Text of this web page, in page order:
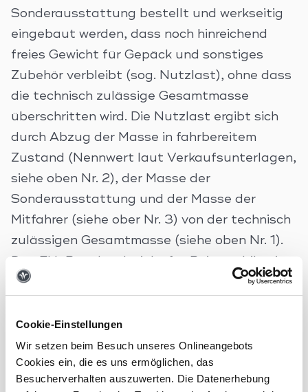
Cookie-Einstellungen
Wir setzen beim Besuch unseres Onlineangebots
Cookies ein, die es uns ermöglichen, das
Besucherverhalten auszuwerten. Die Datenerhebung
Sonderausstattung bestellt und werkseitig
eingebaut werden, dass noch hinreichend
freies Gewicht für Gepäck und sonstiges
Zubehör verbleibt (sog. Nutzlast), ohne dass
die technisch zulässige Gesamtmasse
überschritten wird. Die Nutzlast ergibt sich
durch Abzug der Masse in fahrbereitem
Zustand (Nennwert laut Verkaufsunterlagen,
siehe oben Nr. 2), der Masse der
Sonderausstattung und der Masse der
Mitfahrer (siehe ober Nr. 3) von der technisch
zulässigen Gesamtmasse (siehe oben Nr. 1).
feste Mindestnutzlast vor, die für Gepäck
Zubehör mindestens verbleiben muss. Diese
Mindestnutzlast berechnet sich wie folgt:
Mindestnutzlast in kg ≥ 10 * (n + L)
Dabei gilt: „n“ = Höchstzahl der Mitfahrer